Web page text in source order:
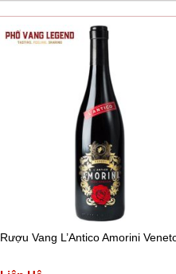
Rượu Vang L’Antico Amorini